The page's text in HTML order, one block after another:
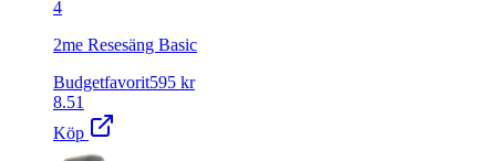
4
2me Resesäng Basic
Budgetfavorit595 kr
8.51
Köp